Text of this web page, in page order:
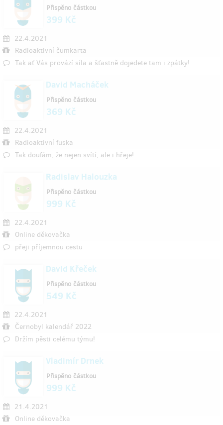
22.4.2021
Radioaktivní čumkarta
Tak ať Vás provází síla a šťastně dojedete tam i zpátky!
Přispěno částkou
399 Kč
David Macháček
22.4.2021
Radioaktivní fuska
Tak doufám, že nejen svítí, ale i hřeje!
Přispěno částkou
369 Kč
Radislav Halouzka
22.4.2021
Online děkovačka
přeji příjemnou cestu
Přispěno částkou
999 Kč
David Křeček
22.4.2021
Černobyl kalendář 2022
Držím pěsti celému týmu!
Přispěno částkou
549 Kč
Vladimír Drnek
21.4.2021
Online děkovačka
Přispěno částkou
999 Kč